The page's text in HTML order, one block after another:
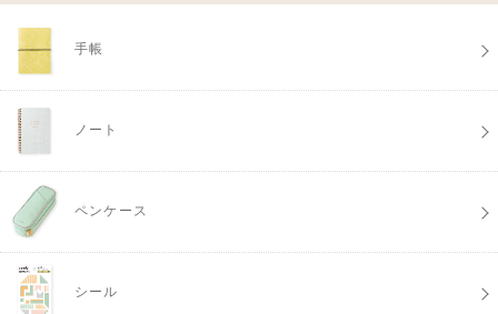
手帳
ノート
ペンケース
シール